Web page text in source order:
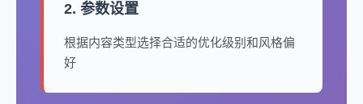
2. 参数设置
根据内容类型选择合适的优化级别和风格偏
好